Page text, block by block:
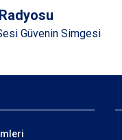
Güvenin Simgesi